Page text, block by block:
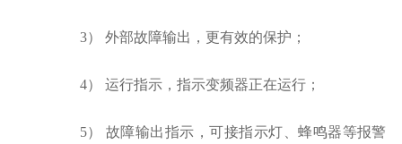
3） 外部故障输出，更有效的保护；
4） 运行指示，指示变频器正在运行；
5） 故障输出指示，可接指示灯、蜂鸣器等报警